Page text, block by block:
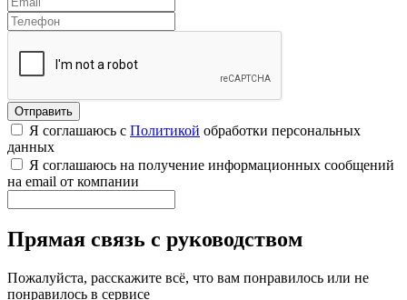
Я соглашаюсь с Политикой обработки персональных
данных
Я соглашаюсь на получение информационных сообщений
на email от компании
Прямая связь с руководством
Пожалуйста, расскажите всё, что вам понравилось или не
понравилось в сервисе